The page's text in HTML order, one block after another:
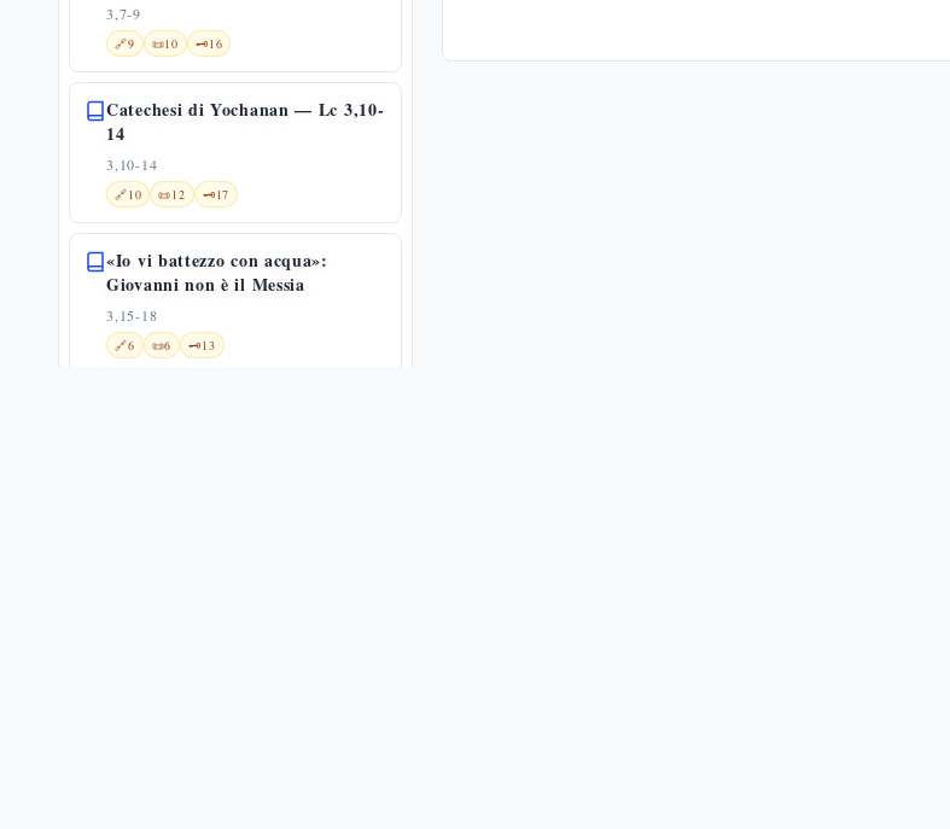
3,7-9
🔗9 📜10 🗝️16
Catechesi di Yochanan — Lc 3,10-
14
3,10-14
🔗10 📜12 🗝️17
«Io vi battezzo con acqua»:
Giovanni non è il Messia
3,15-18
🔗6 📜6 🗝️13